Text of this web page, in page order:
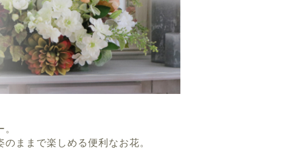
ままで楽しめる便利なお花。